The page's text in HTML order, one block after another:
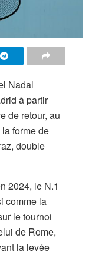
Nadal
à partir
de retour, au
forme de
double
2024, le N.1
comme la
le tournoi
de Rome,
la levée